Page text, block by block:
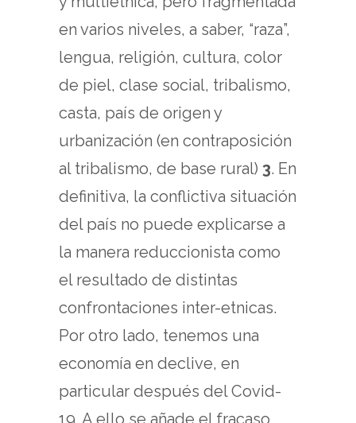
en varios niveles, a saber, “raza”,
lengua, religión, cultura, color
de piel, clase social, tribalismo,
casta, país de origen y
urbanización (en contraposición
al tribalismo, de base rural) 3. En
definitiva, la conflictiva situación
del país no puede explicarse a
la manera reduccionista como
el resultado de distintas
confrontaciones inter-etnicas.
Por otro lado, tenemos una
economía en declive, en
particular después del Covid-
19. A ello se añade el fracaso